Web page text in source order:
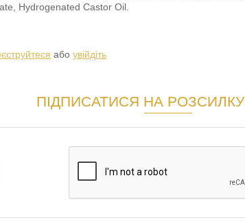
Hydrogenated Castor Oil.
або увійдіть
ПІДПИСАТИСЯ НА